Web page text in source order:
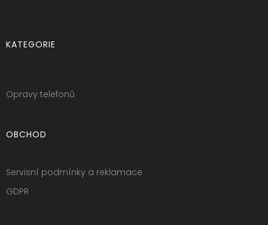
KATEGORIE
Opravy telefonů
OBCHOD
Servisní podmínky a reklamace
GDPR